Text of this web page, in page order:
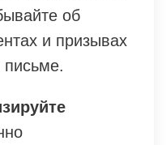
об
и призывах